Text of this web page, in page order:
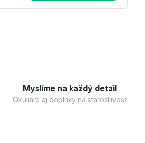
Myslíme na každý detail
Okuliare aj doplnky na starostlivosť